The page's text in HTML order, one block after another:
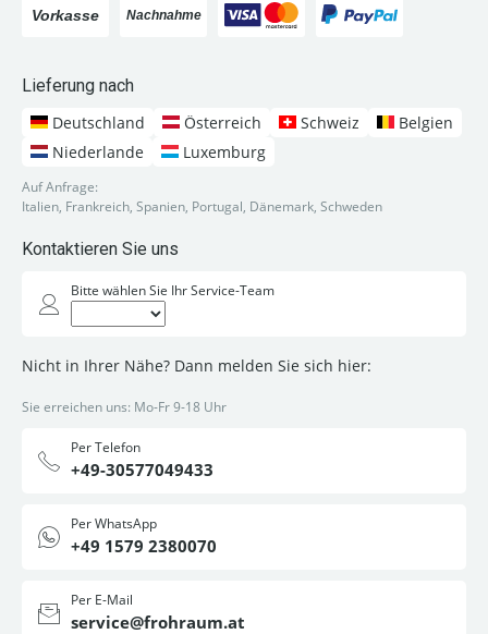
Lieferung nach
Deutschland
Österreich Schweiz
Belgien
Niederlande
Luxemburg
Auf Anfrage:
Italien, Frankreich, Spanien, Portugal, Dänemark, Schweden
Kontaktieren Sie uns
Bitte wählen Sie Ihr Service-Team
Nicht in Ihrer Nähe? Dann melden Sie sich hier:
Sie erreichen uns: Mo-Fr 9-18 Uhr
Per Telefon
+49-30577049433
Per WhatsApp
+49 1579 2380070
Per E-Mail
service@frohraum.at